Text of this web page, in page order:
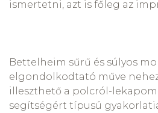
ismertetni, azt is főleg az
Bettelheim sűrű és súlyos
elgondolkodtató műve
illeszthető a polcról-
segítségért típusú